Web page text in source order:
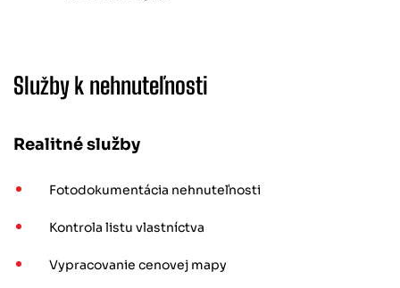
Služby k nehnuteľnosti
Realitné služby
Fotodokumentácia nehnuteľnosti
Kontrola listu vlastníctva
Vypracovanie cenovej mapy